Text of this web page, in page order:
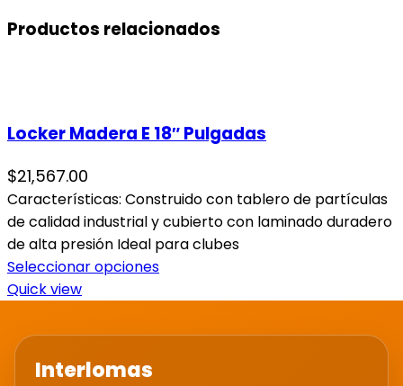
Productos relacionados
Locker Madera E 18″ Pulgadas
$21,567.00
Características: Construido con tablero de partículas
de calidad industrial y cubierto con laminado duradero
de alta presión Ideal para clubes
Seleccionar opciones
Quick view
Interlomas